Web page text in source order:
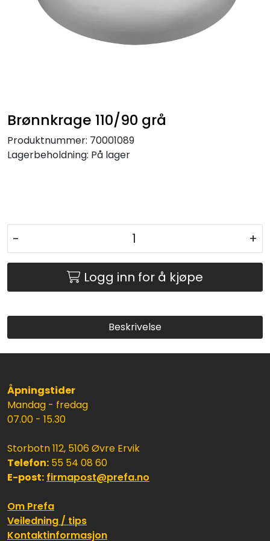
Brønnkrage 110/90 grå
Produktnummer: 70001089
Lagerbeholdning: På lager
- +
Logg inn for å kjøpe
Beskrivelse
Åpningstider
Mandag - fredag
07.00 - 15.30
Storbotn 112, 5106 Øvre Ervik
Telefon: 55 54 08 60
E-post: firmapost@prefa.no
Om Prefa
Veiledning / tips
Kontaktinformasjon